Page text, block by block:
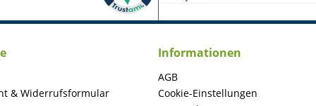
& Widerrufsformular
Informationen
AGB
Cookie-Einstellungen